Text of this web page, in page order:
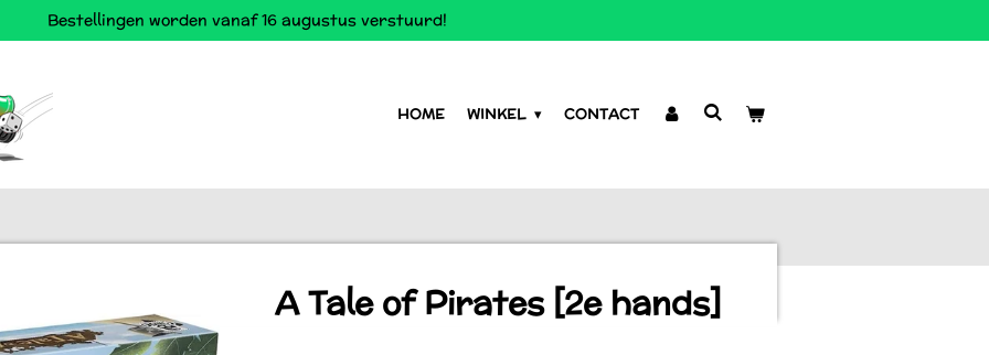
Bestellingen worden vanaf 16 augustus verstuurd!
HOME WINKEL CONTACT
A Tale of Pirates [2e hands]